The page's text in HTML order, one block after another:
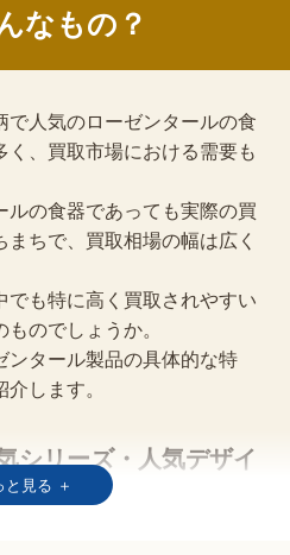
のフィリップ・ローゼンタ
イナーを迎え入れます。
アートがある暮らし」の基
製造をスタートさせまし
増加によってローゼンター
流通し、世界的な食器ブラ
です。
なもの？
人気のローゼンタールの食
、買取市場における需要も
の食器であっても実際の買
ちで、買取相場の幅は広く
も特に高く買取されやすい
のでしょうか。
タール製品の具体的な特
します。
シリーズ・人気デザイ
と見る ＋